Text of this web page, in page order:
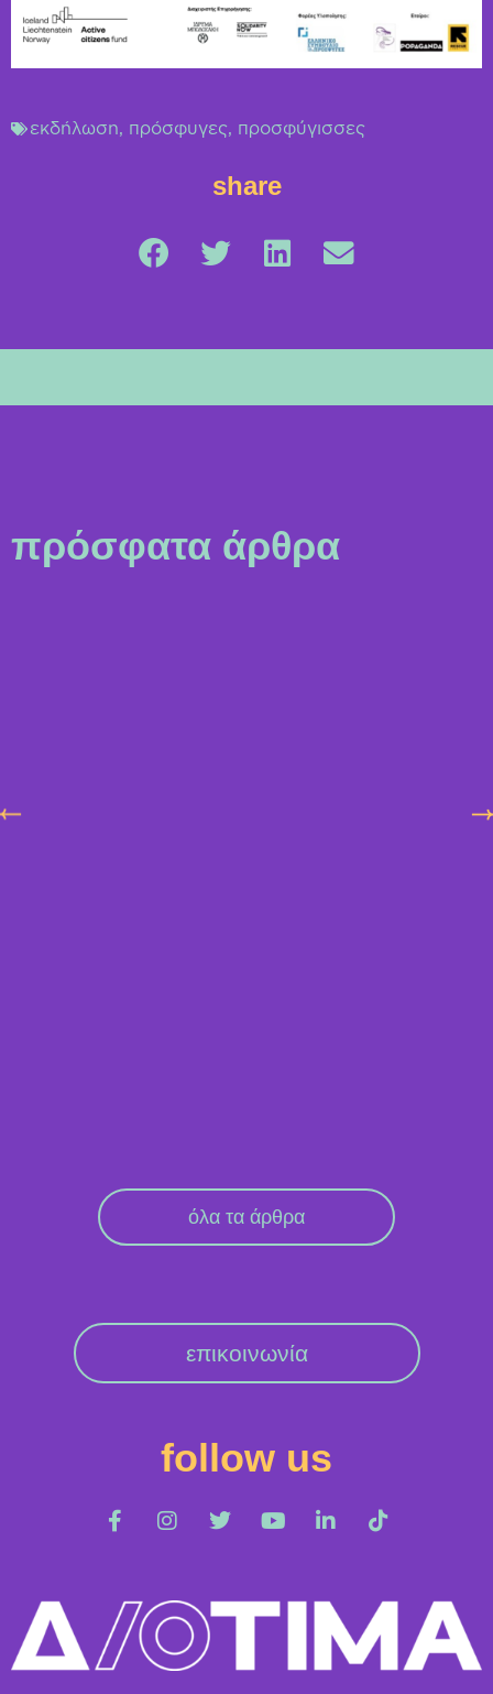
εκδήλωση, πρόσφυγες, προσφύγισσες
share
πρόσφατα άρθρα
όλα τα άρθρα
επικοινωνία
follow us